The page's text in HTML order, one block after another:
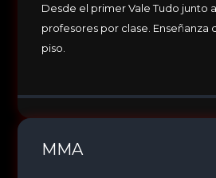
Desde el primer Vale Tudo junto a
profesores por clase. Enseñanza
piso.
MMA